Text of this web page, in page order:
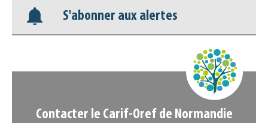
Nos veilles Scoop.it
S'abonner aux alertes
Contacter le Carif-Oref de Normandie